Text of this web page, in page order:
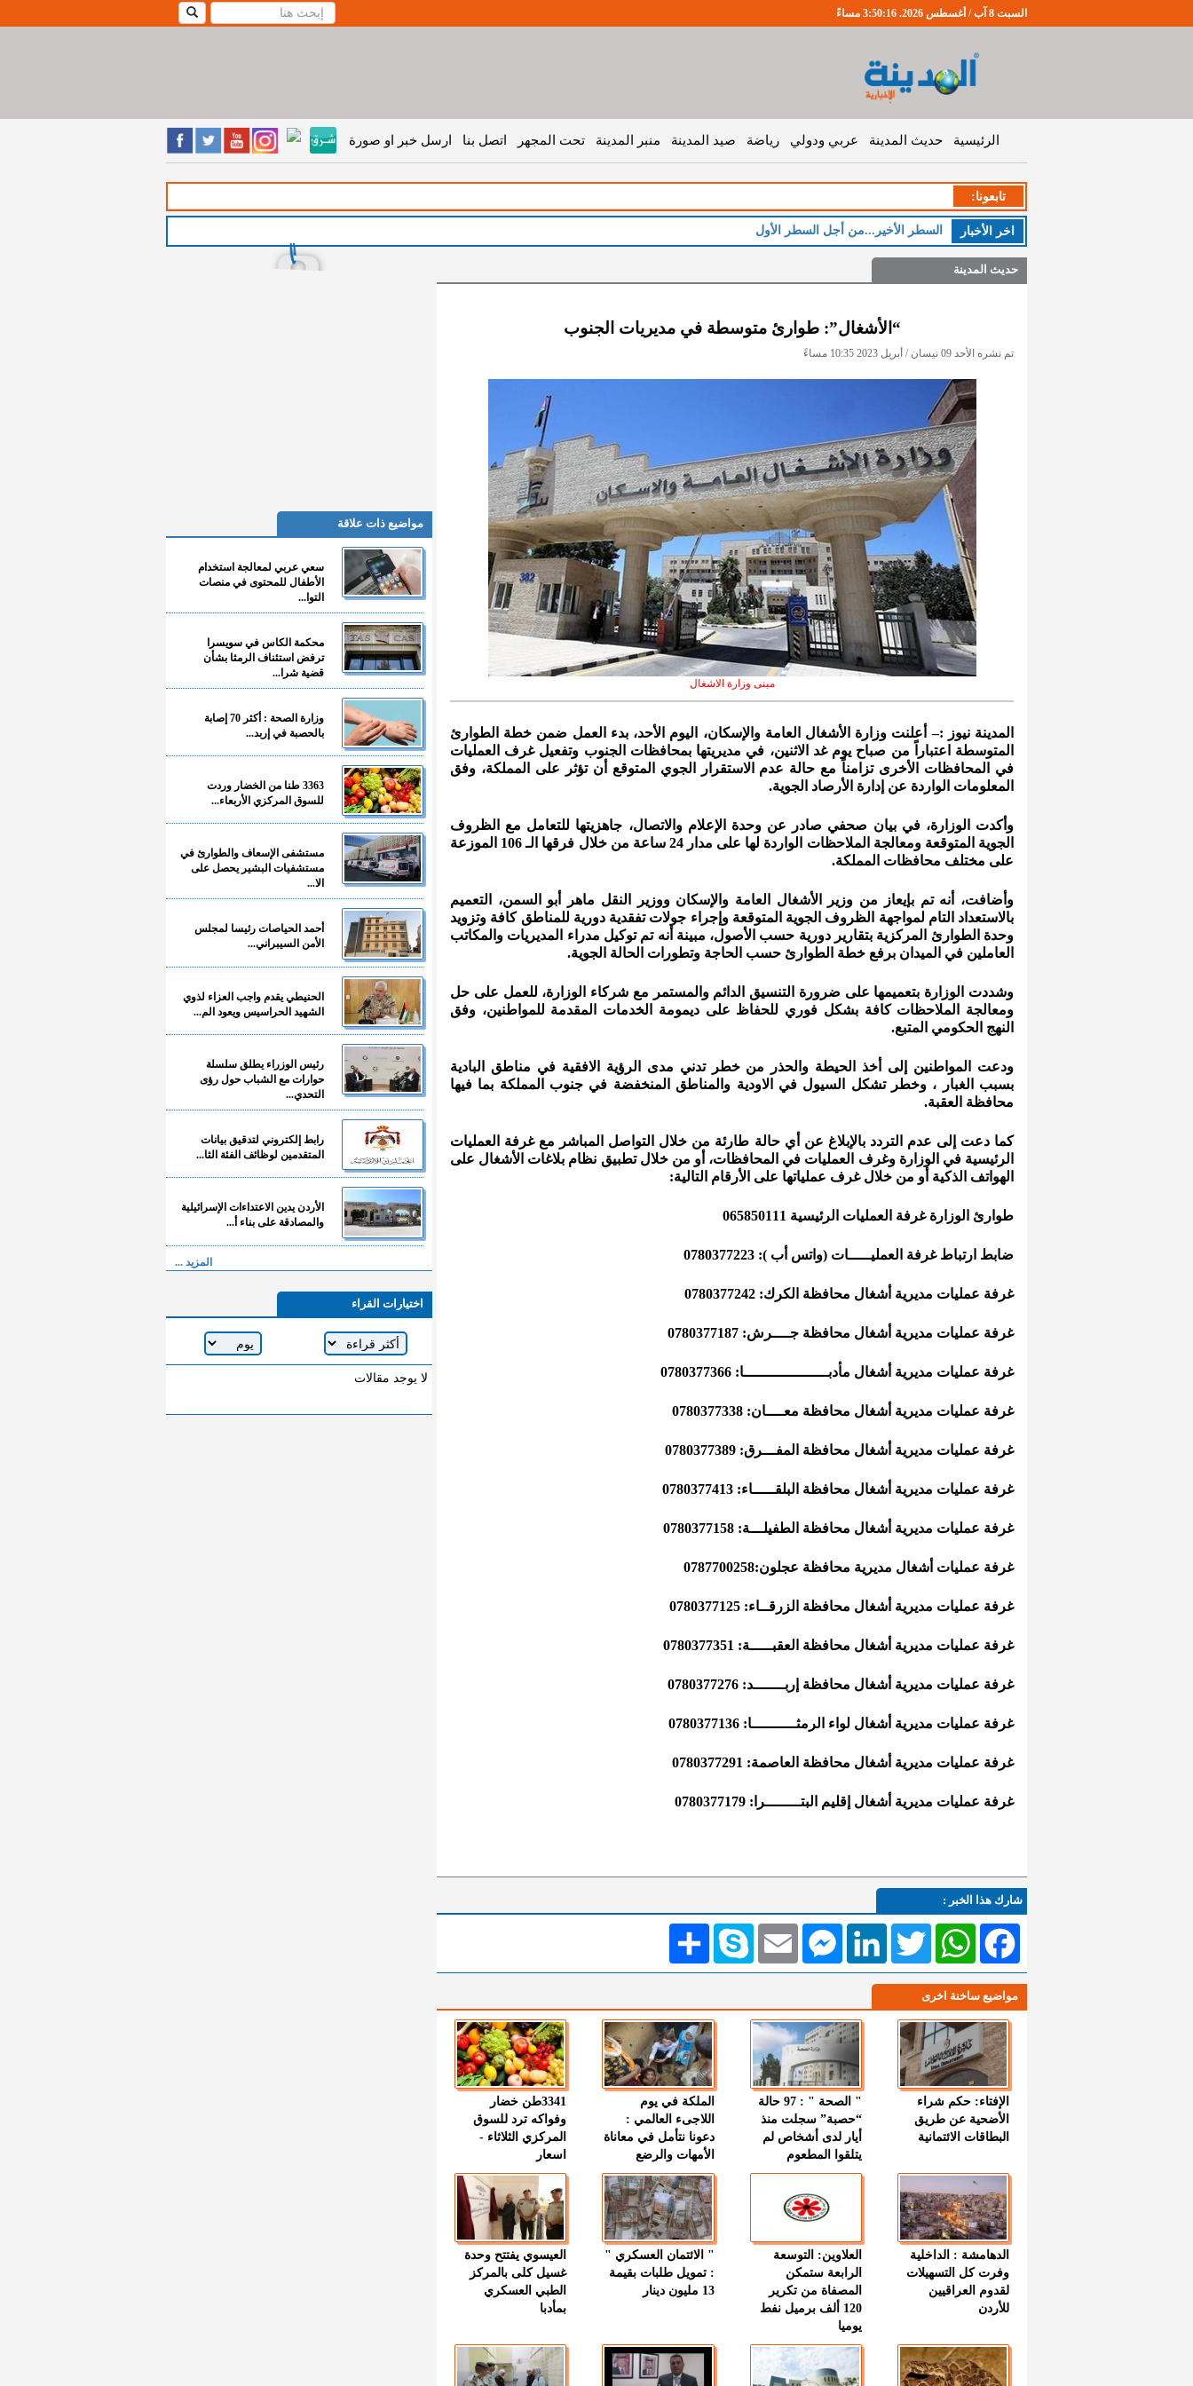
السبت 8 آب / أغسطس 2026. 3:50:17 مساءً
الرئيسية حديث المدينة عربي ودولي رياضة صيد المدينة منبر المدينة تحت المجهر اتصل بنا ارسل خبر او صورة
تابعونا:
اخر اﻷخبار
حديث المدينة
“الأشغال”: طوارئ متوسطة في مديريات الجنوب
تم نشره الأحد 09 نيسان / أبريل 2023 10:35 مساءً
مبنى وزارة الاشغال
المدينة نيوز :– أعلنت وزارة الأشغال العامة والإسكان، اليوم الأحد، بدء العمل ضمن خطة الطوارئ
المتوسطة اعتباراً من صباح يوم غد الاثنين، في مديريتها بمحافظات الجنوب وتفعيل غرف العمليات
في المحافظات الأخرى تزامناً مع حالة عدم الاستقرار الجوي المتوقع أن تؤثر على المملكة، وفق
المعلومات الواردة عن إدارة الأرصاد الجوية.
وأكدت الوزارة، في بيان صحفي صادر عن وحدة الإعلام والاتصال، جاهزيتها للتعامل مع الظروف
الجوية المتوقعة ومعالجة الملاحظات الواردة لها على مدار 24 ساعة من خلال فرقها الـ 106 الموزعة
على مختلف محافظات المملكة.
وأضافت، أنه تم بإيعاز من وزير الأشغال العامة والإسكان ووزير النقل ماهر أبو السمن، التعميم
بالاستعداد التام لمواجهة الظروف الجوية المتوقعة وإجراء جولات تفقدية دورية للمناطق كافة وتزويد
وحدة الطوارئ المركزية بتقارير دورية حسب الأصول، مبينة أنه تم توكيل مدراء المديريات والمكاتب
العاملين في الميدان برفع خطة الطوارئ حسب الحاجة وتطورات الحالة الجوية.
وشددت الوزارة بتعميمها على ضرورة التنسيق الدائم والمستمر مع شركاء الوزارة، للعمل على حل
ومعالجة الملاحظات كافة بشكل فوري للحفاظ على ديمومة الخدمات المقدمة للمواطنين، وفق
النهج الحكومي المتبع.
ودعت المواطنين إلى أخذ الحيطة والحذر من خطر تدني مدى الرؤية الافقية في مناطق البادية
بسبب الغبار ، وخطر تشكل السيول في الاودية والمناطق المنخفضة في جنوب المملكة بما فيها
محافظة العقبة.
كما دعت إلى عدم التردد بالإبلاغ عن أي حالة طارئة من خلال التواصل المباشر مع غرفة العمليات
الرئيسية في الوزارة وغرف العمليات في المحافظات، أو من خلال تطبيق نظام بلاغات الأشغال على
الهواتف الذكية أو من خلال غرف عملياتها على الأرقام التالية:
طوارئ الوزارة غرفة العمليات الرئيسية 065850111
ضابط ارتباط غرفة العمليـــــات (واتس أب ): 0780377223
غرفة عمليات مديرية أشغال محافظة الكرك: 0780377242
غرفة عمليات مديرية أشغال محافظة جــــرش: 0780377187
غرفة عمليات مديرية أشغال مأدبـــــــــــــــــــا: 0780377366
غرفة عمليات مديرية أشغال محافظة معــــان: 0780377338
غرفة عمليات مديرية أشغال محافظة المفـــرق: 0780377389
غرفة عمليات مديرية أشغال محافظة البلقـــــاء: 0780377413
غرفة عمليات مديرية أشغال محافظة الطفيلـــة: 0780377158
غرفة عمليات أشغال مديرية محافظة عجلون:0787700258
غرفة عمليات مديرية أشغال محافظة الزرقــاء: 0780377125
غرفة عمليات مديرية أشغال محافظة العقبـــــة: 0780377351
غرفة عمليات مديرية أشغال محافظة إربـــــــد: 0780377276
غرفة عمليات مديرية أشغال لواء الرمثــــــــــا: 0780377136
غرفة عمليات مديرية أشغال محافظة العاصمة: 0780377291
غرفة عمليات مديرية أشغال إقليم البتــــــــرا: 0780377179
شارك هذا الخبر :
انشر Skype EmailMessengerLinkedIn TwitterWhatsAppFacebook
مواضيع ساخنة اخرى
الإفتاء: حكم شراء
الأضحية عن طريق
البطاقات الائتمانية
" الصحة " : 97 حالة
“حصبة” سجلت منذ
أيار لدى أشخاص لم
يتلقوا المطعوم
الملكة في يوم
اللاجىء العالمي :
دعونا نتأمل في معاناة
الأمهات والرضع
3341طن خضار
وفواكه ترد للسوق
المركزي الثلاثاء -
اسعار
الدهامشة : الداخلية
وفرت كل التسهيلات
لقدوم العراقيين
للأردن
العلاوين: التوسعة
الرابعة ستمكن
المصفاة من تكرير
120 ألف برميل نفط
يوميا
" الائتمان العسكري "
: تمويل طلبات بقيمة
13 مليون دينار
العيسوي يفتتح وحدة
غسيل كلى بالمركز
الطبي العسكري
بمأدبا
مواضيع ذات علاقة
سعي عربي لمعالجة استخدام
الأطفال للمحتوى في منصات
التوا...
محكمة الكاس في سويسرا
ترفض استئناف الرمثا بشأن
قضية شرا...
وزارة الصحة : أكثر 70 إصابة
بالحصبة في إربد...
3363 طنا من الخضار وردت
للسوق المركزي الأربعاء...
مستشفى الإسعاف والطوارئ في
مستشفيات البشير يحصل على
الا...
أحمد الحياصات رئيسا لمجلس
الأمن السيبراني...
الحنيطي يقدم واجب العزاء لذوي
الشهيد الحراسيس ويعود الم...
رئيس الوزراء يطلق سلسلة
حوارات مع الشباب حول رؤى
التحدي...
رابط إلكتروني لتدقيق بيانات
المتقدمين لوظائف الفئة الثا...
الأردن يدين الاعتداءات الإسرائيلية
والمصادقة على بناء أ...
المزيد ...
اختيارات القراء
لا يوجد مقالات